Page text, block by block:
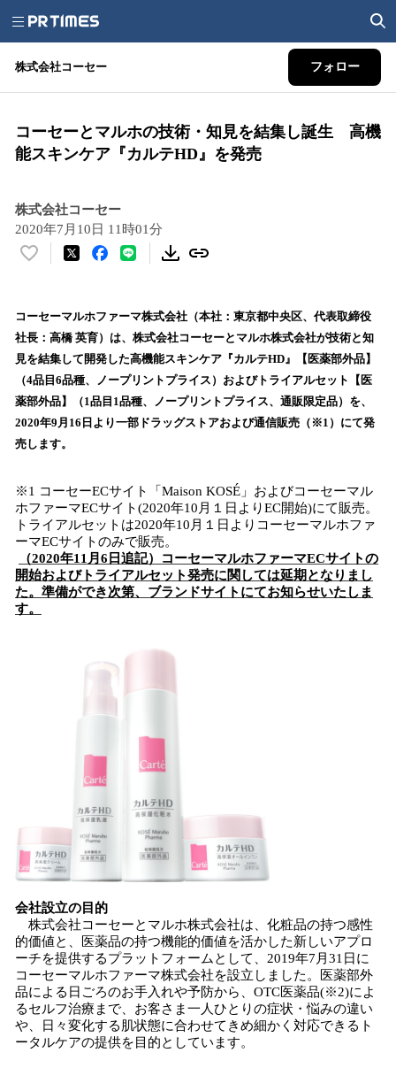
株式会社コーセー フォロー
コーセーとマルホの技術・知見を結集し誕生 高機
能スキンケア『カルテHD』を発売
株式会社コーセー
2020年7月10日 11時01分
い
！
数
を
読
み
込
み
中
す
コーセーマルホファーマ株式会社（本社：東京都中央区、代表取締役
社長：高橋 英育）は、株式会社コーセーとマルホ株式会社が技術と知
見を結集して開発した高機能スキンケア『カルテHD』【医薬部外品】
（4品目6品種、ノープリントプライス）およびトライアルセット【医
薬部外品】（1品目1品種、ノープリントプライス、通販限定品）を、
2020年9月16日より一部ドラッグストアおよび通信販売（※1）にて発
売します。
※1 コーセーECサイト「Maison KOSÉ」およびコーセーマル
ホファーマECサイト(2020年10月１日よりEC開始)にて販売。
トライアルセットは2020年10月１日よりコーセーマルホファ
ーマECサイトのみで販売。
（2020年11月6日追記）コーセーマルホファーマECサイトの
開始およびトライアルセット発売に関しては延期となりまし
た。準備ができ次第、ブランドサイトにてお知らせいたしま
す。
会社設立の目的
株式会社コーセーとマルホ株式会社は、化粧品の持つ感性
的価値と、医薬品の持つ機能的価値を活かした新しいアプロ
ーチを提供するプラットフォームとして、2019年7月31日に
コーセーマルホファーマ株式会社を設立しました。医薬部外
品による日ごろのお手入れや予防から、OTC医薬品(※2)によ
るセルフ治療まで、お客さま一人ひとりの症状・悩みの違い
や、日々変化する肌状態に合わせてきめ細かく対応できるト
ータルケアの提供を目的としています。